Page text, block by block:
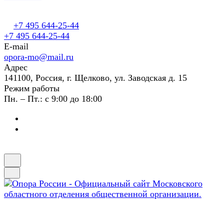
+7 495 644-25-44
+7 495 644-25-44
E-mail
opora-mo@mail.ru
Адрес
141100, Россия, г. Щелково, ул. Заводская д. 15
Режим работы
Пн. – Пт.: с 9:00 до 18:00